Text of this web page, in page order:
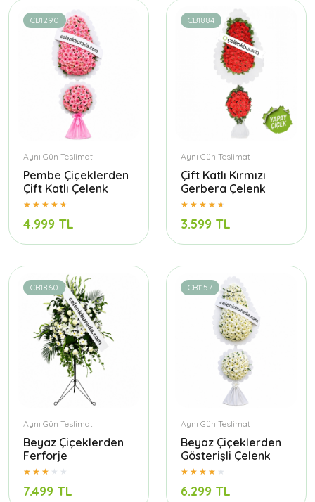
CB1290
Aynı Gün Teslimat
Pembe Çiçeklerden
Çift Katlı Çelenk
4.999 TL
CB1884
Aynı Gün Teslimat
Çift Katlı Kırmızı
Gerbera Çelenk
3.599 TL
CB1860
Aynı Gün Teslimat
Beyaz Çiçeklerden
Ferforje
7.499 TL
CB1157
Aynı Gün Teslimat
Beyaz Çiçeklerden
Gösterişli Çelenk
6.299 TL